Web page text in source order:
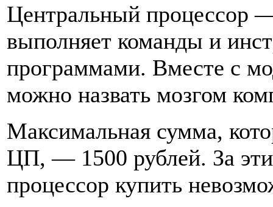
Центральный процессор
выполняет команды и
программами. Вместе с
можно назвать мозгом
Максимальная сумма,
ЦП, — 1500 рублей. За
процессор купить